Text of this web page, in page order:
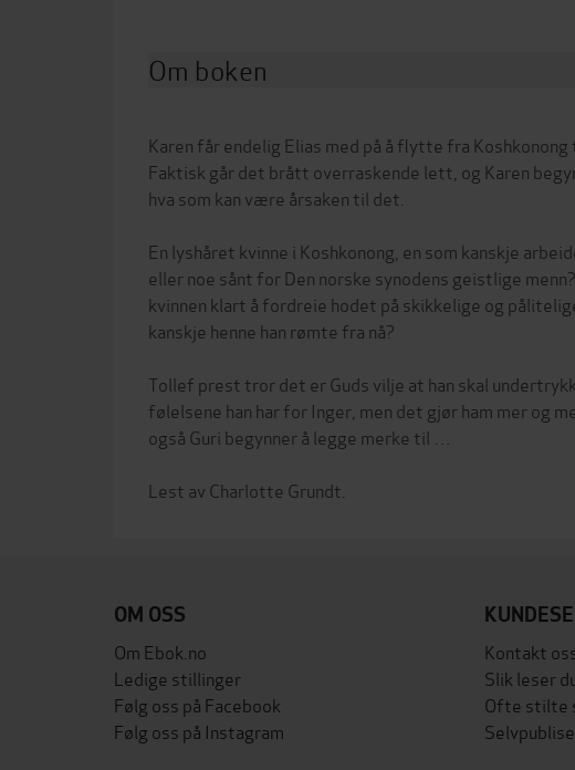
Om boken
Karen får endelig Elias med på å flytte fra Koshkonong
Faktisk går det brått overraskende lett, og Karen
hva som kan være årsaken til det.
En lyshåret kvinne i Koshkonong, en som kanskje
eller noe sånt for Den norske synodens geistlige
kvinnen klart å fordreie hodet på skikkelige og
kanskje henne han rømte fra nå?
Tollef prest tror det er Guds vilje at han skal
følelsene han har for Inger, men det gjør ham mer og
også Guri begynner å legge merke til …
OM OSS
Om Ebok.no
Ledige stillinger
Følg oss på Facebook
Følg oss på Instagram
Kontakt
Slik leser
Ofte stilte